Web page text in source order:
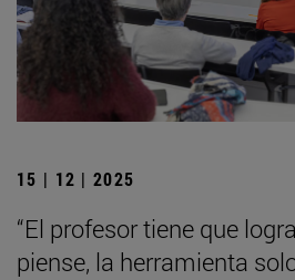
15 | 12 | 2025
“El profesor tiene que
piense, la herramienta